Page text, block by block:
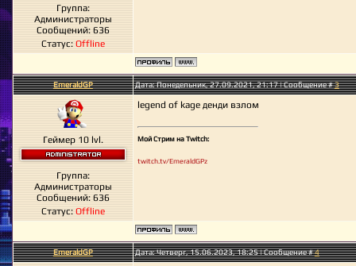
Группа:
Администраторы
Сообщений: 636
Статус: Offline
EmeraldGP Дата: Понедельник, 27.09.2021, 21:17 | Сообщение #3
Геймер 10 lvl.
Группа:
Администраторы
Сообщений: 636
Статус: Offline
legend of kage денди взлом
Мой Стрим на Twitch:
twitch.tv/EmeraldGPz
EmeraldGP Дата: Четверг, 15.06.2023, 18:25 | Сообщение #4